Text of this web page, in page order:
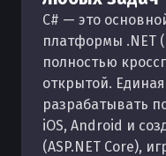
C# — это
платформы .NET
полностью
открытой.
разрабатывать
iOS, Android и
(ASP.NET Core),